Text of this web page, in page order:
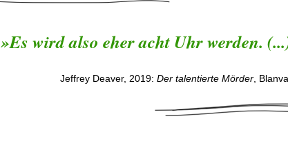
»Es wird also eher acht Uhr werden.
Jeffrey Deaver, 2019: Der talentierte Mörder ,